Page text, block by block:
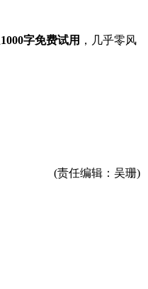
1000字免费试用 ，几乎零风
(责任编辑：吴珊)